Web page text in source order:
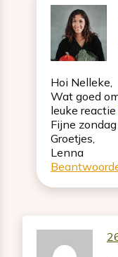
Hoi Nelleke,
Wat goed
leuke reactie
Fijne
Groetjes,
Lenna